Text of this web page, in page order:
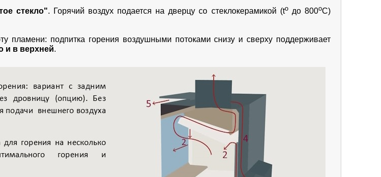
стекло". Горячий воздух подается на дверцу со стеклокерамикой (tодо 800оС)
пламени: подпитка горения воздушными потоками снизу и сверху поддерживает
и в верхней.